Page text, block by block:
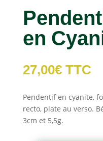
en
27,00€ TTC
Pendentif en cyanite,
recto, plate au verso.
3cm et 5,5g.